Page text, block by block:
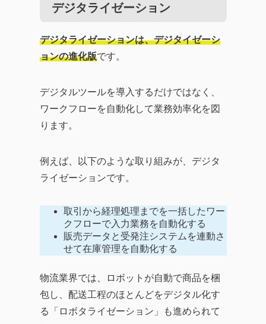
デジタライゼーション
デジタライゼーションは、デジタイゼーシ
ョンの進化版です。
デジタルツールを導入するだけではなく、
ワークフローを自動化して業務効率化を図
ります。
例えば、以下のような取り組みが、デジタ
ライゼーションです。
取引から経理処理までを一括したワー
クフローで入力業務を自動化する
販売データと受発注システムを連動さ
せて在庫管理を自動化する
物流業界では、ロボットが自動で商品を梱
包し、配送工程のほとんどをデジタル化す
る「ロボタライゼーション」も進められて